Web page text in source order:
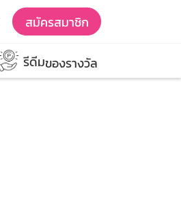
สมัครสมาชิก
รีดีมของรางวัล